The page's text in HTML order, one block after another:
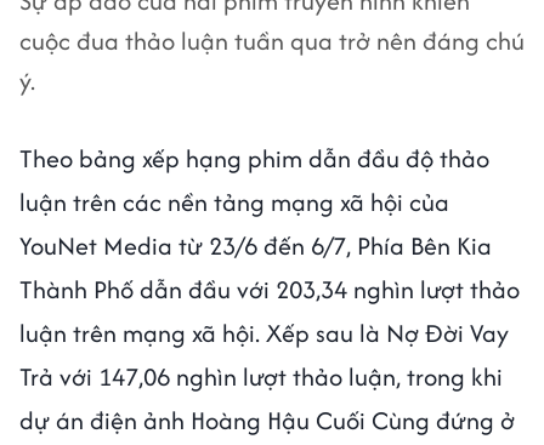
cuộc đua thảo luận tuần qua trở nên đáng chú
ý.
Theo bảng xếp hạng phim dẫn đầu độ thảo
luận trên các nền tảng mạng xã hội của
YouNet Media từ 23/6 đến 6/7, Phía Bên Kia
Thành Phố dẫn đầu với 203,34 nghìn lượt thảo
luận trên mạng xã hội. Xếp sau là Nợ Đời Vay
Trả với 147,06 nghìn lượt thảo luận, trong khi
dự án điện ảnh Hoàng Hậu Cuối Cùng đứng ở